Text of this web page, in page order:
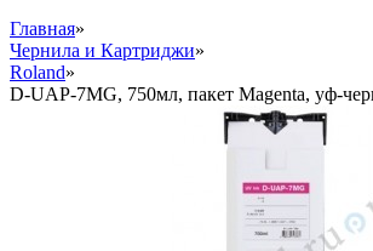
Главная»
Чернила и Картриджи»
Roland»
D-UAP-7MG, 750мл, пакет Magenta, уф-